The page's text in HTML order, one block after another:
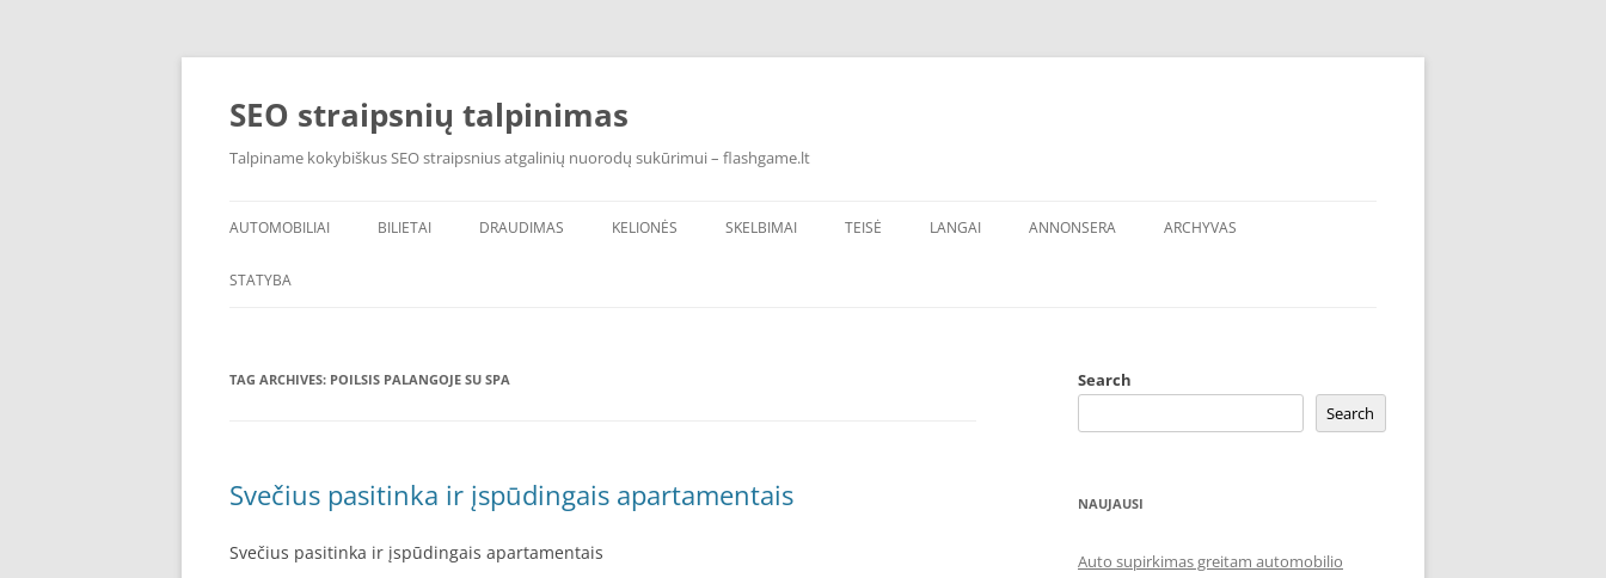
Skip
SEO straipsnių talpinimas
Talpiname kokybiškus SEO straipsnius atgalinių nuorodų sukūrimui – flashgame.lt
AUTOMOBILIAI BILIETAI DRAUDIMAS KELIONĖS SKELBIMAI TEISĖ LANGAI ANNONSERA ARCHYVAS
STATYBA
TAG ARCHIVES: POILSIS PALANGOJE SU SPA
Svečius pasitinka ir įspūdingais apartamentais
Svečius pasitinka ir įspūdingais apartamentais
Search
Search
NAUJAUSI
Auto supirkimas greitam automobilio